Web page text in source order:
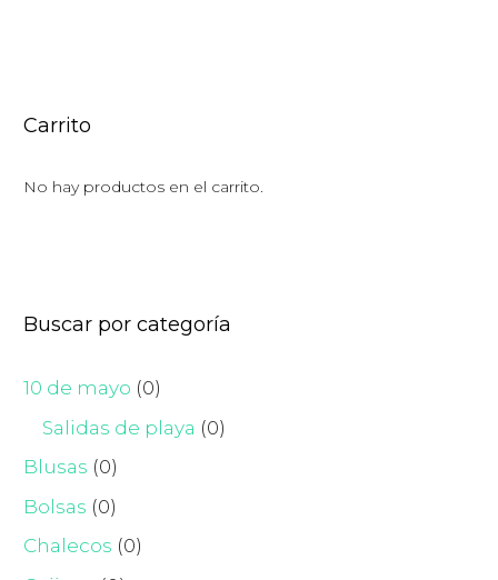
Carrito
No hay productos en el carrito.
Buscar por categoría
10 de mayo (0)
Salidas de playa (0)
Blusas (0)
Bolsas (0)
Chalecos (0)